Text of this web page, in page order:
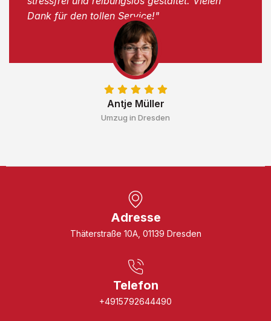
Antje Müller
Umzug in Dresden
Dank für den tollen Service!"
Adresse
Thäterstraße 10A, 01139 Dresden
Telefon
+4915792644490